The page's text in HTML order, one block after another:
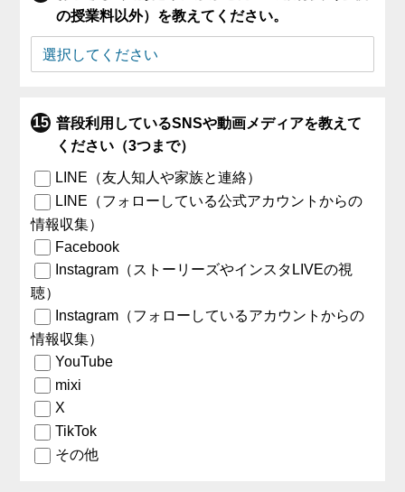
の授業料以外）を教えてください。
普段利用しているSNSや動画メディアを教えて
ください（3つまで）
LINE（友人知人や家族と連絡）
LINE（フォローしている公式アカウントからの
情報収集）
Facebook
Instagram（ストーリーズやインスタLIVEの視
聴）
Instagram（フォローしているアカウントからの
情報収集）
YouTube
mixi
X
TikTok
その他